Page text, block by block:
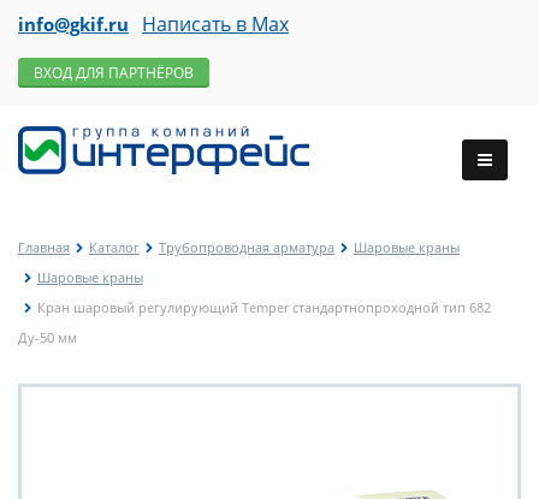
info@gkif.ru Написать в Max
ВХОД ДЛЯ ПАРТНЁРОВ
Главная Каталог Трубопроводная арматура
Шаровые краны
Шаровые краны
Кран шаровый регулирующий Temper стандартнопроходной тип 682
Ду-50 мм